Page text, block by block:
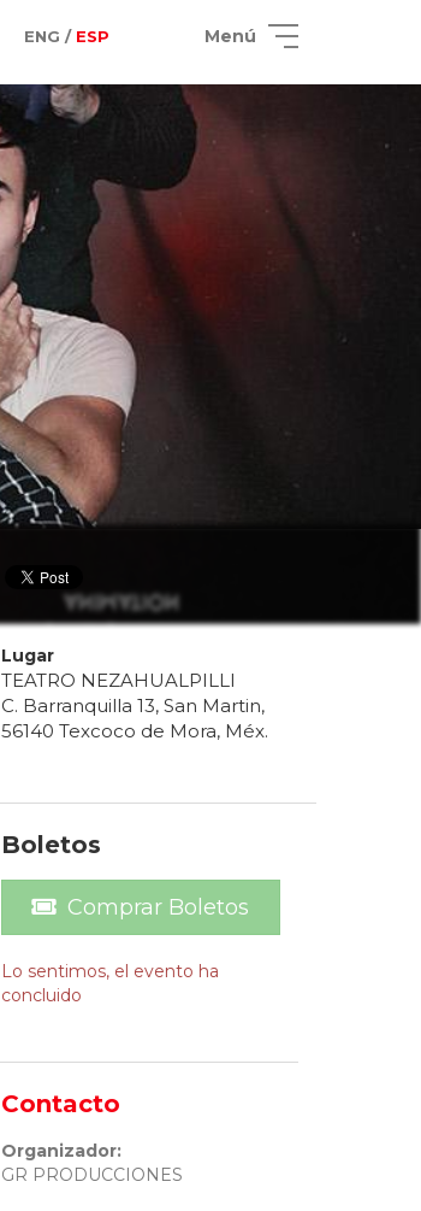
ENG / ESP Menú
Lugar
TEATRO NEZAHUALPILLI
C. Barranquilla 13, San Martin,
56140 Texcoco de Mora, Méx.
Boletos
Comprar Boletos
Lo sentimos, el evento ha
concluido
Contacto
Organizador:
GR PRODUCCIONES